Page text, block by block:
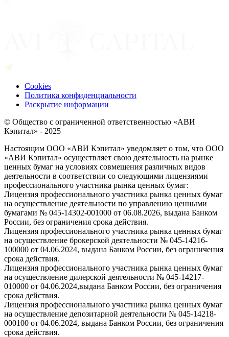
Cookies
Политика конфиденциальности
Раскрытие информации
© Общество с ограниченной ответственностью «АВИ
Кэпитал» - 2025
Настоящим ООО «АВИ Кэпитал» уведомляет о том, что ООО
«АВИ Кэпитал» осуществляет свою деятельность на рынке
ценных бумаг на условиях совмещения различных видов
деятельности в соответствии со следующими лицензиями
профессионального участника рынка ценных бумаг:
Лицензия профессионального участника рынка ценных бумаг
на осуществление деятельности по управлению ценными
бумагами № 045-14302-001000 от 06.08.2026, выдана Банком
России, без ограничения срока действия.
Лицензия профессионального участника рынка ценных бумаг
на осуществление брокерской деятельности № 045-14216-
100000 от 04.06.2024, выдана Банком России, без ограничения
срока действия.
Лицензия профессионального участника рынка ценных бумаг
на осуществление дилерской деятельности № 045-14217-
010000 от 04.06.2024,выдана Банком России, без ограничения
срока действия.
Лицензия профессионального участника рынка ценных бумаг
на осуществление депозитарной деятельности № 045-14218-
000100 от 04.06.2024, выдана Банком России, без ограничения
срока действия.